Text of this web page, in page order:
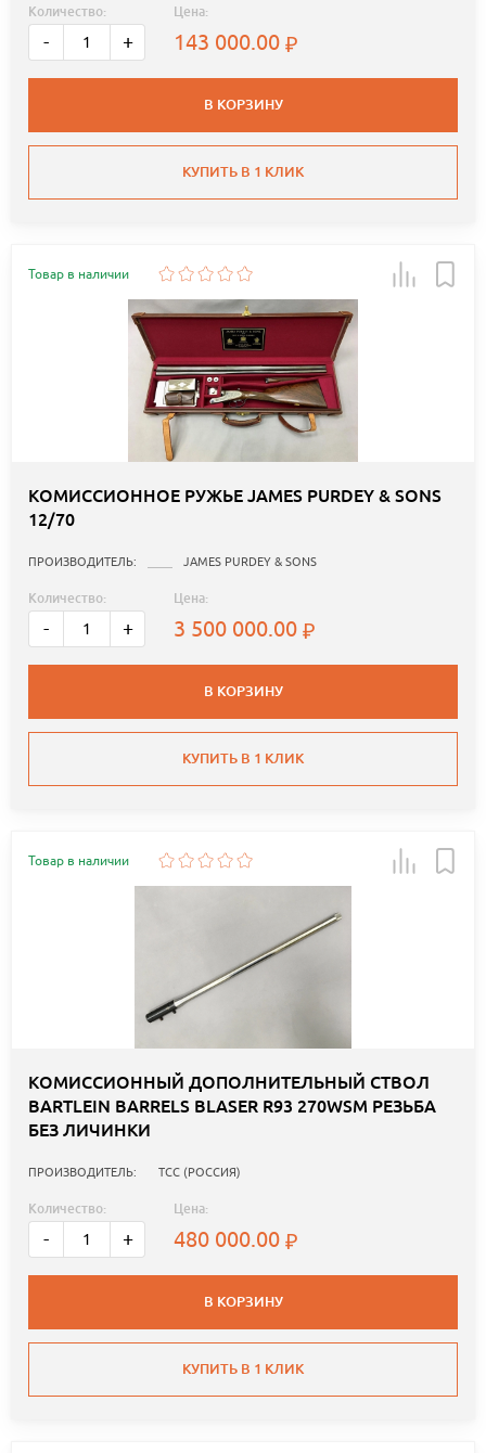
Количество:
- +
Цена:
143 000.00
В КОРЗИНУ
КУПИТЬ В 1 КЛИК
Товар в наличии
КОМИССИОННОЕ РУЖЬЕ JAMES PURDEY & SONS
12/70
ПРОИЗВОДИТЕЛЬ: JAMES PURDEY & SONS
Количество:
- +
Цена:
3 500 000.00
В КОРЗИНУ
КУПИТЬ В 1 КЛИК
Товар в наличии
КОМИССИОННЫЙ ДОПОЛНИТЕЛЬНЫЙ СТВОЛ
BARTLEIN BARRELS BLASER R93 270WSM РЕЗЬБА
БЕЗ ЛИЧИНКИ
ПРОИЗВОДИТЕЛЬ: ТСС (РОССИЯ)
Количество:
- +
Цена:
480 000.00
В КОРЗИНУ
КУПИТЬ В 1 КЛИК